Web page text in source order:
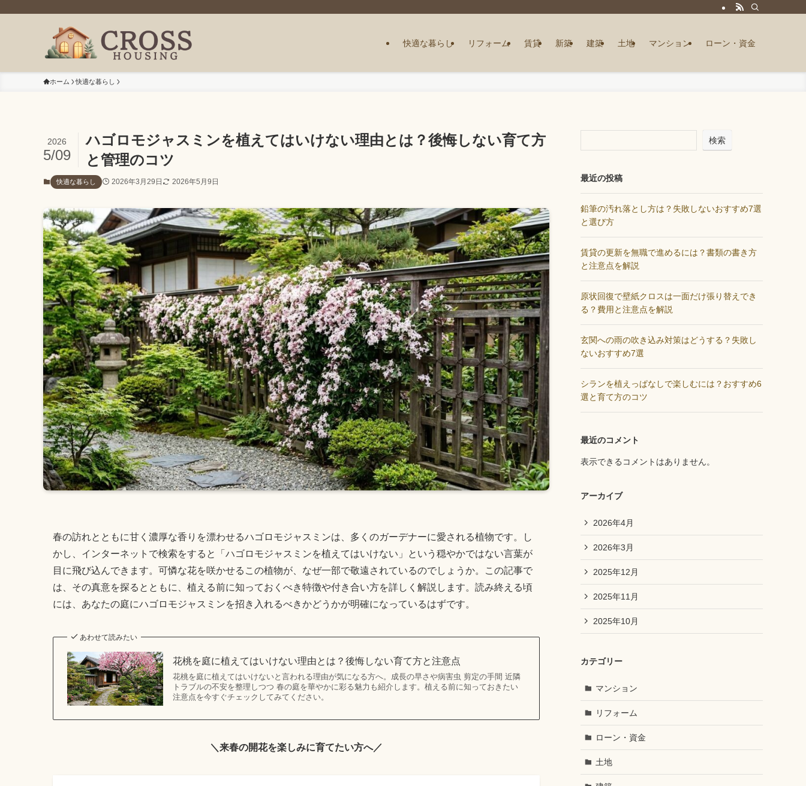
快適な暮らし リフォーム 賃貸 新築 建築 土地 マンション ローン・資金
ホーム 快適な暮らし
ハゴロモジャスミンを植えてはいけない理由とは？後悔しない育て方
と管理のコツ
2026
5/09
快適な暮らし 2026年3月29日 2026年5月9日
春の訪れとともに甘く濃厚な香りを漂わせるハゴロモジャスミンは、多くのガーデナーに愛される植物です。し
かし、インターネットで検索をすると「ハゴロモジャスミンを植えてはいけない」という穏やかではない言葉が
目に飛び込んできます。可憐な花を咲かせるこの植物が、なぜ一部で敬遠されているのでしょうか。この記事で
は、その真意を探るとともに、植える前に知っておくべき特徴や付き合い方を詳しく解説します。読み終える頃
には、あなたの庭にハゴロモジャスミンを招き入れるべきかどうかが明確になっているはずです。
あわせて読みたい
花桃を庭に植えてはいけない理由とは？後悔しない育て方と注意点
花桃を庭に植えてはいけないと言われる理由が気になる方へ。成長の早さや病害虫 剪定の手間 近隣
トラブルの不安を整理しつつ 春の庭を華やかに彩る魅力も紹介します。植える前に知っておきたい
注意点を今すぐチェックしてみてください。
＼来春の開花を楽しみに育てたい方へ／
検索
最近の投稿
鉛筆の汚れ落とし方は？失敗しないおすすめ7選
と選び方
賃貸の更新を無職で進めるには？書類の書き方
と注意点を解説
原状回復で壁紙クロスは一面だけ張り替えでき
る？費用と注意点を解説
玄関への雨の吹き込み対策はどうする？失敗し
ないおすすめ7選
シランを植えっぱなしで楽しむには？おすすめ6
選と育て方のコツ
最近のコメント
表示できるコメントはありません。
アーカイブ
2026年4月
2026年3月
2025年12月
2025年11月
2025年10月
カテゴリー
マンション
リフォーム
ローン・資金
土地